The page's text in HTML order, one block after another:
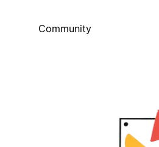
Community